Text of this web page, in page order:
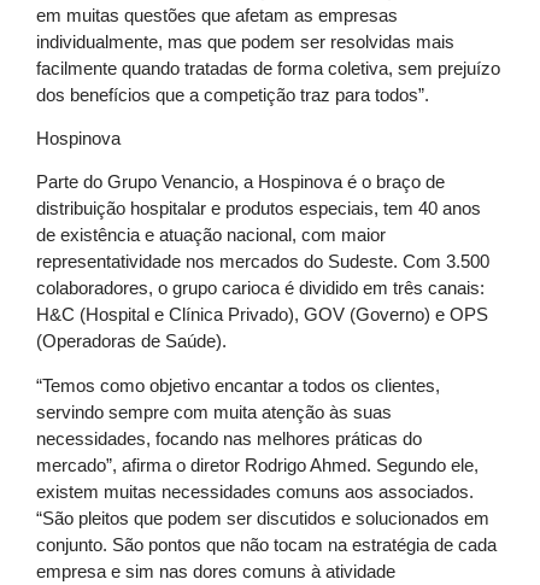
em muitas questões que afetam as empresas
individualmente, mas que podem ser resolvidas mais
facilmente quando tratadas de forma coletiva, sem prejuízo
dos benefícios que a competição traz para todos”.
Hospinova
Parte do Grupo Venancio, a Hospinova é o braço de
distribuição hospitalar e produtos especiais, tem 40 anos
de existência e atuação nacional, com maior
representatividade nos mercados do Sudeste. Com 3.500
colaboradores, o grupo carioca é dividido em três canais:
H&C (Hospital e Clínica Privado), GOV (Governo) e OPS
(Operadoras de Saúde).
“Temos como objetivo encantar a todos os clientes,
servindo sempre com muita atenção às suas
necessidades, focando nas melhores práticas do
mercado”, afirma o diretor Rodrigo Ahmed. Segundo ele,
existem muitas necessidades comuns aos associados.
“São pleitos que podem ser discutidos e solucionados em
conjunto. São pontos que não tocam na estratégia de cada
empresa e sim nas dores comuns à atividade